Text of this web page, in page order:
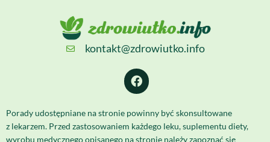
kontakt@zdrowiutko.info
Porady udostępniane na stronie powinny być skonsultowane
z lekarzem. Przed zastosowaniem każdego leku, suplementu diety,
wyrobu medycznego opisanego na stronie należy zapoznać się